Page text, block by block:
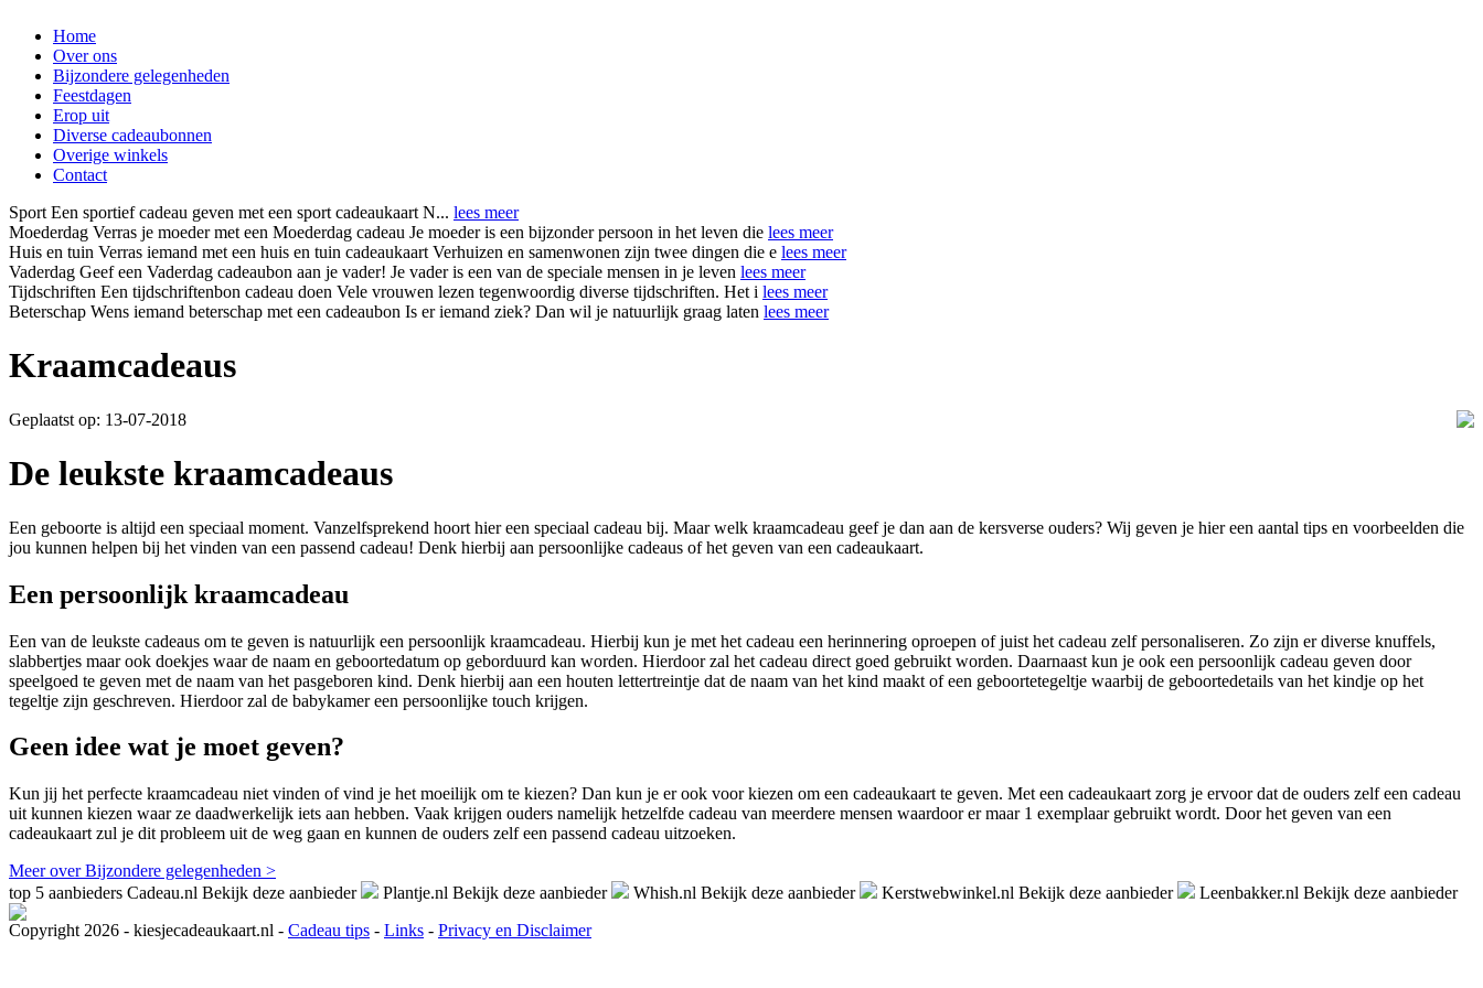
Home
Over ons
Bijzondere gelegenheden
Feestdagen
Erop uit
Diverse cadeaubonnen
Overige winkels
Contact
Sport Een sportief cadeau geven met een sport cadeaukaart N... lees meer
Moederdag Verras je moeder met een Moederdag cadeau Je moeder is een bijzonder persoon in het leven die lees meer
Huis en tuin Verras iemand met een huis en tuin cadeaukaart Verhuizen en samenwonen zijn twee dingen die e lees meer
Vaderdag Geef een Vaderdag cadeaubon aan je vader! Je vader is een van de speciale mensen in je leven lees meer
Tijdschriften Een tijdschriftenbon cadeau doen Vele vrouwen lezen tegenwoordig diverse tijdschriften. Het i lees meer
Beterschap Wens iemand beterschap met een cadeaubon Is er iemand ziek? Dan wil je natuurlijk graag laten lees meer
Kraamcadeaus
Geplaatst op: 13-07-2018
De leukste kraamcadeaus
Een geboorte is altijd een speciaal moment. Vanzelfsprekend hoort hier een speciaal cadeau bij. Maar welk kraamcadeau geef je dan aan de kersverse ouders? Wij geven je hier een aantal tips en voorbeelden die
jou kunnen helpen bij het vinden van een passend cadeau! Denk hierbij aan persoonlijke cadeaus of het geven van een cadeaukaart.
Een persoonlijk kraamcadeau
Een van de leukste cadeaus om te geven is natuurlijk een persoonlijk kraamcadeau. Hierbij kun je met het cadeau een herinnering oproepen of juist het cadeau zelf personaliseren. Zo zijn er diverse knuffels,
slabbertjes maar ook doekjes waar de naam en geboortedatum op geborduurd kan worden. Hierdoor zal het cadeau direct goed gebruikt worden. Daarnaast kun je ook een persoonlijk cadeau geven door
speelgoed te geven met de naam van het pasgeboren kind. Denk hierbij aan een houten lettertreintje dat de naam van het kind maakt of een geboortetegeltje waarbij de geboortedetails van het kindje op het
tegeltje zijn geschreven. Hierdoor zal de babykamer een persoonlijke touch krijgen.
Geen idee wat je moet geven?
Kun jij het perfecte kraamcadeau niet vinden of vind je het moeilijk om te kiezen? Dan kun je er ook voor kiezen om een cadeaukaart te geven. Met een cadeaukaart zorg je ervoor dat de ouders zelf een cadeau
uit kunnen kiezen waar ze daadwerkelijk iets aan hebben. Vaak krijgen ouders namelijk hetzelfde cadeau van meerdere mensen waardoor er maar 1 exemplaar gebruikt wordt. Door het geven van een
cadeaukaart zul je dit probleem uit de weg gaan en kunnen de ouders zelf een passend cadeau uitzoeken.
Meer over Bijzondere gelegenheden >
top 5 aanbieders Cadeau.nl Bekijk deze aanbieder Plantje.nl Bekijk deze aanbieder Whish.nl Bekijk deze aanbieder Kerstwebwinkel.nl Bekijk deze aanbieder Leenbakker.nl Bekijk deze aanbieder
Copyright 2026 - kiesjecadeaukaart.nl - Cadeau tips - Links - Privacy en Disclaimer